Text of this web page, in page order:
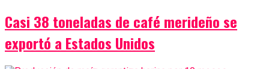
Casi 38 toneladas de café merideño se
exportó a Estados Unidos